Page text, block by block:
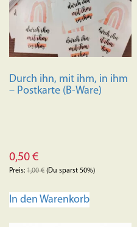
Optionen
können
auf
der
gewählt
werden
Durch ihn, mit ihm, in ihm
– Postkarte (B-Ware)
0,50 €
Preis: 1,00€ (Du sparst 50%)
In den Warenkorb